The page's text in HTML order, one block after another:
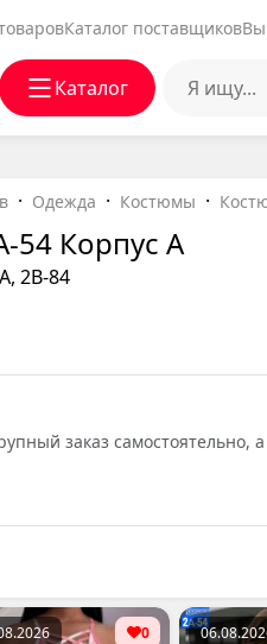
Каталог поставщиков
Каталог
Одежда Костюмы
54 Корпус А
2В-84
заказ
0